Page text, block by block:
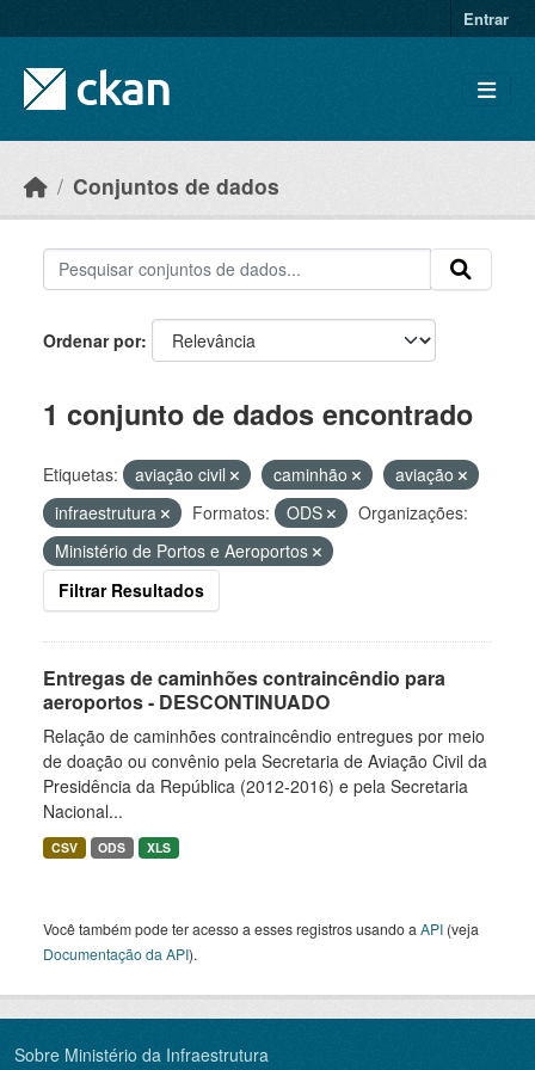
Entrar
Conjuntos de dados
Ordenar por
1 conjunto de dados encontrado
Etiquetas: aviação civil caminhão
aviação
infraestrutura
Formatos: ODS
Organizações:
Ministério de Portos e Aeroportos
Filtrar Resultados
Entregas de caminhões contraincêndio para
aeroportos - DESCONTINUADO
Relação de caminhões contraincêndio entregues por meio
de doação ou convênio pela Secretaria de Aviação Civil da
Presidência da República (2012-2016) e pela Secretaria
Nacional...
CSV ODS XLS
Você também pode ter acesso a esses registros usando a API (veja
Documentação da API).
Sobre Ministério da Infraestrutura